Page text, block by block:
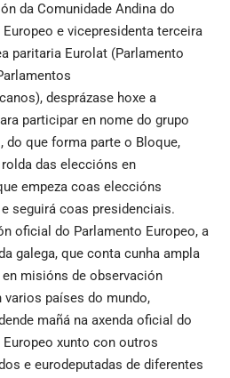
da Comunidade Andina do
Europeo e vicepresidenta terceira
paritaria Eurolat (Parlamento
desprázase hoxe a
participar en nome do grupo
do que forma parte o Bloque,
das eleccións en
empeza coas eleccións
seguirá coas presidenciais.
oficial do Parlamento Europeo, a
galega, que conta cunha ampla
misións de observación
varios países do mundo,
mañá na axenda oficial do
Europeo xunto con outros
e eurodeputadas de diferentes